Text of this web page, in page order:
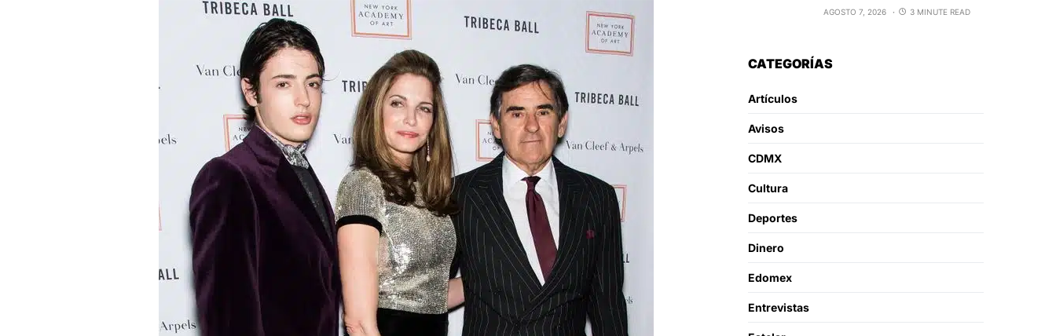
AGOSTO 7, 2026 3 MINUTE READ
CATEGORÍAS
Artículos
Avisos
CDMX
Cultura
Deportes
Dinero
Edomex
Entrevistas